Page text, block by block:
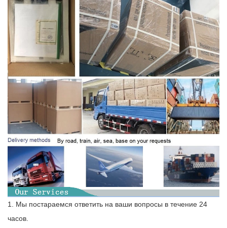
1. Мы постараемся ответить на ваши вопросы в течение 24
часов.